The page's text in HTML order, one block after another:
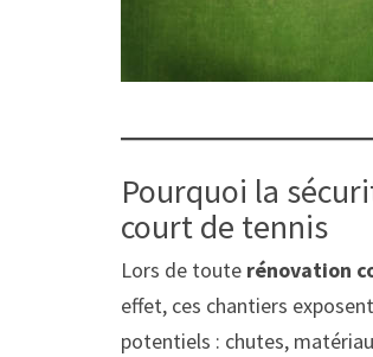
Pourquoi la
court de tennis
Lors de toute rénovation
effet, ces chantiers
potentiels : chutes,